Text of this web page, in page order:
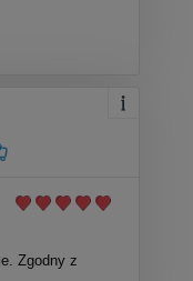
Zgodny z